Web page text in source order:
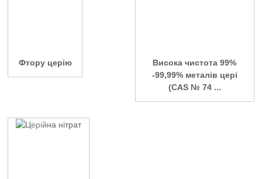
Фтору церію
Висока чистота 99%
-99,99% металів цері
(CAS № 74 ...